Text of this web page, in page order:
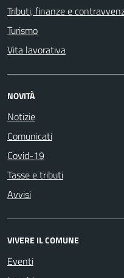
Tributi, finanze e
Turismo
Vita lavorativa
NOVITÀ
Notizie
Comunicati
Covid-19
Tasse e tributi
Avvisi
VIVERE IL COMUNE
Eventi